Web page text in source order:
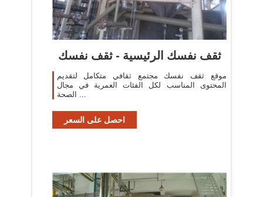
ثقف نفسك الرئيسية - ثقف نفسك
موقع ثقف نفسك مجتمع ثقافي متكامل لتقديم
المحتوى المناسب لكل الفئات العمرية في مجال
الصحة ...
احصل على السعر